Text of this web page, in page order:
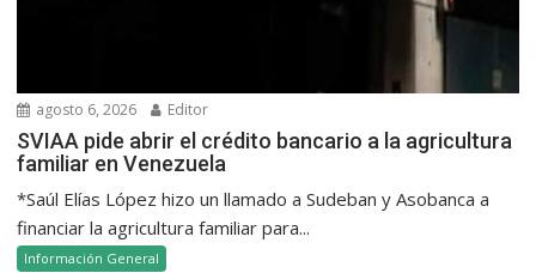
agosto 6, 2026 Editor
SVIAA pide abrir el crédito bancario a la agricultura
familiar en Venezuela
*Saúl Elías López hizo un llamado a Sudeban y Asobanca a
financiar la agricultura familiar para...
Información General